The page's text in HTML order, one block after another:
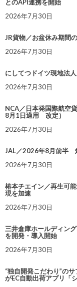
とのAPI連携を開始
2026年7月30日
JR貨物／お盆休み期間
2026年7月30日
にしてつドイツ現地法
2026年7月30日
NCA／日本発国際航空
8月1日適用 改定）
2026年7月30日
JAL／2026年8月前半
2026年7月30日
椿本チエイン／再生可
現を加速
2026年7月30日
三井倉庫ホールディン
を開発・導入開始
2026年7月30日
“独自開発こだわり”の
がEC自動出荷アプリ「